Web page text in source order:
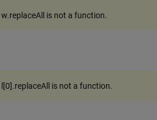
w.replaceAll is not a function.
l[0].replaceAll is not a function.